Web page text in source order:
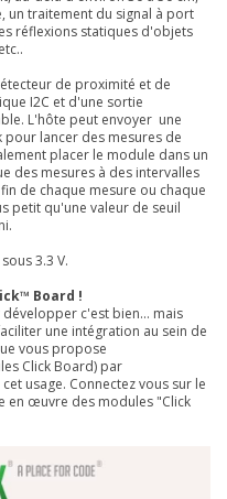
un traitement du signal à port
réflexions statiques d'objets
de proximité et de
I2C et d'une sortie
L'hôte peut envoyer une
lancer des mesures de
placer le module dans un
des mesures à des intervalles
de chaque mesure ou chaque
petit qu'une valeur de seuil
3.3 V.
Board !
c'est bien... mais
une intégration au sein de
vous propose
Click Board) par
usage. Connectez vous sur le
en œuvre des modules "Click